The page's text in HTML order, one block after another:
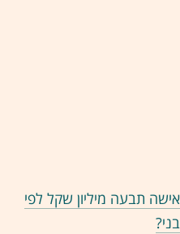
תבעה מיליון שקל לפי